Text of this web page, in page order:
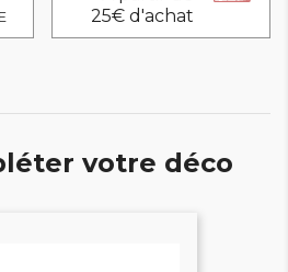
25€ d'achat
votre déco